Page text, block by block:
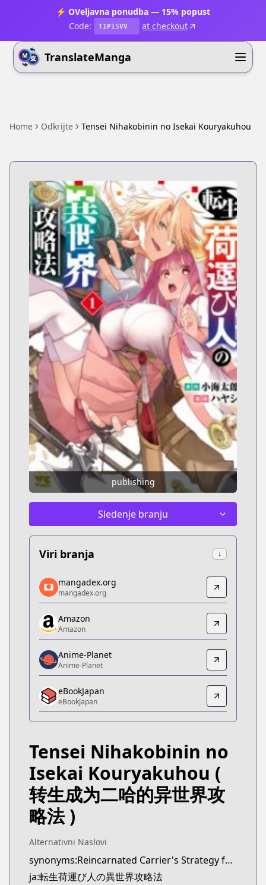
⚡ OVeljavna ponudba — 15% popust
Code:
T1P15VV at checkout
TranslateManga
Home Odkrijte Tensei Nihakobinin no Isekai Kouryakuhou
publishing
Sledenje branju
Viri branja ↓
mangadex.org
mangadex.org
https://mangadex.org/title/c2c8e42b-b242-4c69-
Amazon
Amazon
https://www.amazon.co.jp/dp/B0CN531G6H
Anime-Planet
Anime-Planet
https://www.anime-planet.com/manga/tensei-ni-
eBookJapan
eBookJapan
Official Raw
Official Raw
https://youngchampion.jp/series/9aaea584c31f6/
Kitsu
Kitsu
https://kitsu.app/manga/tensei-ni-hakobi-jin-no-
CDJapan
https://www.anime-planet.com/manga/https://
MangaUpdates
mangadex.org
mangadex.org
Amazon
Amazon
Anime-Planet
Anime-Planet
eBookJapan
eBookJapan
Tensei Nihakobinin no
Isekai Kouryakuhou (
转生成为二哈的异世界攻
略法 )
Alternativni Naslovi
synonyms:Reincarnated Carrier's Strategy for Different World
ja:転生荷運び人の異世界攻略法